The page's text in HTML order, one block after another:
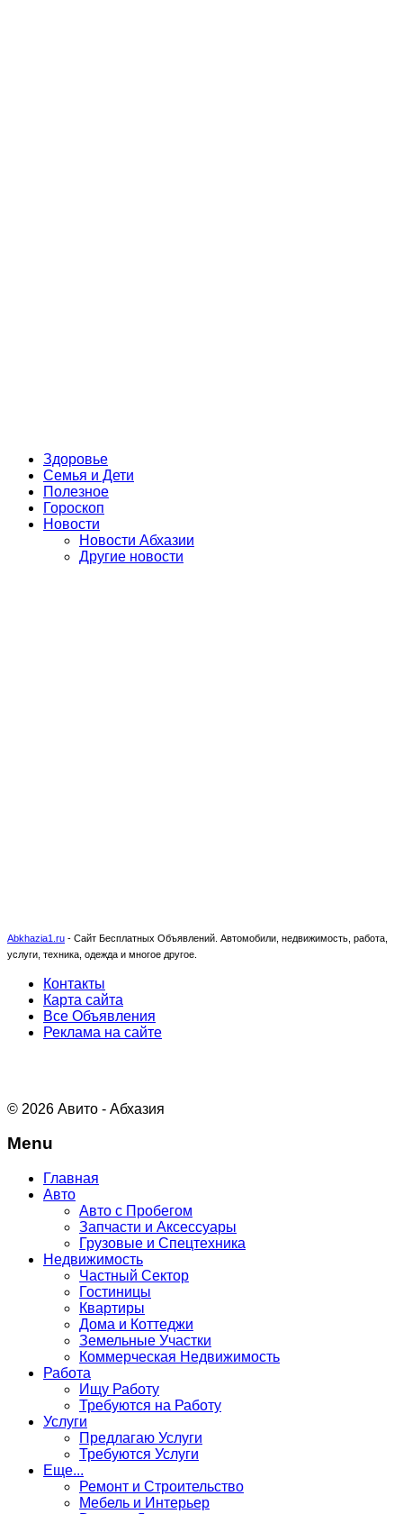
Здоровье
Семья и Дети
Полезное
Гороскоп
Новости
Новости Абхазии
Другие новости
Abkhazia1.ru - Сайт Бесплатных Объявлений. Автомобили, недвижимость, работа,
услуги, техника, одежда и многое другое.
Контакты
Карта сайта
Все Объявления
Реклама на сайте
© 2026 Авито - Абхазия
Menu
Главная
Авто
Авто с Пробегом
Запчасти и Аксессуары
Грузовые и Спецтехника
Недвижимость
Частный Сектор
Гостиницы
Квартиры
Дома и Коттеджи
Земельные Участки
Коммерческая Недвижимость
Работа
Ищу Работу
Требуются на Работу
Услуги
Предлагаю Услуги
Требуются Услуги
Еще...
Ремонт и Строительство
Мебель и Интерьер